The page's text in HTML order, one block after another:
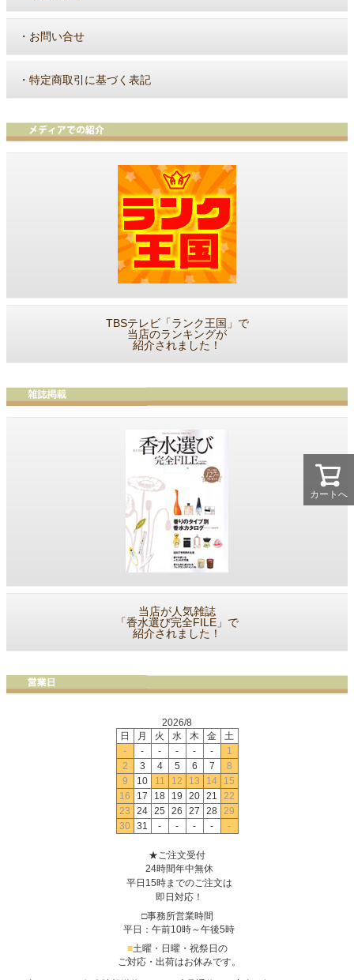
カートへ
・ お問い合せ
・ 特定商取引に基づく表記
TBSテレビ「ランク王国」で
当店のランキングが
紹介されました！
当店が人気雑誌
「香水選び完全FILE」で
紹介されました！
2026/8
日
月 火 水 木 金
土
-
- - - - -
1
2
3 4 5 6 7
8
9
10 11 12 13 14
15
16
17 18 19 20 21
22
23
24 25 26 27 28
29
30
31 - - - - -
★ご注文受付
24時間年中無休
平日15時までのご注文は
即日対応！
□事務所営業時間
平日：午前10時～午後5時
■土曜・日曜・祝祭日の
ご対応・出荷はお休みです。